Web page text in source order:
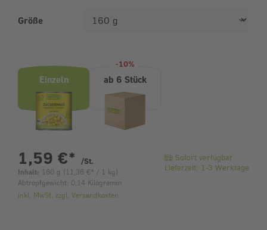
Größe
Einzeln
-10%
ab 6 Stück
1,59 €* /St.
Inhalt: 160 g ( 11,36 € * / 1 kg)
Abtropfgewicht: 0,14 Kilogramm
inkl. MwSt. zzgl. Versandkosten
Sofort verfügbar
Lieferzeit: 1-3 Werktage